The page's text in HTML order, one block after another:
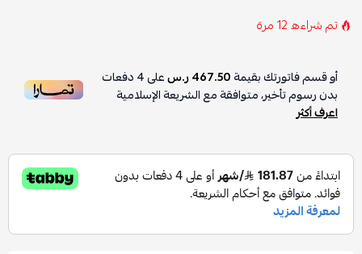
تم شراءه12مرة
أو قسم فاتورتك بقيمة467.50 ر.س على4دفعات
بدون رسوم تأخير، متوافقة مع الشريعة الإسلامية
اعرف أكثر